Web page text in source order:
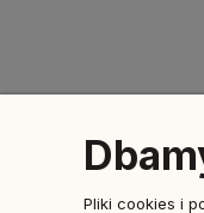
Pliki cookies i